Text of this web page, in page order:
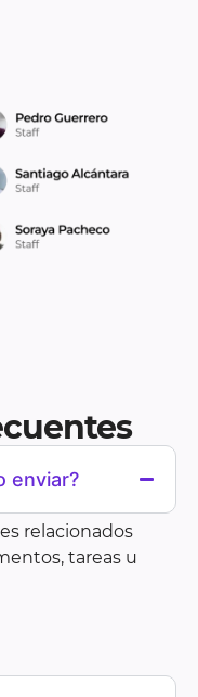
enviar?
relacionados
tareas u